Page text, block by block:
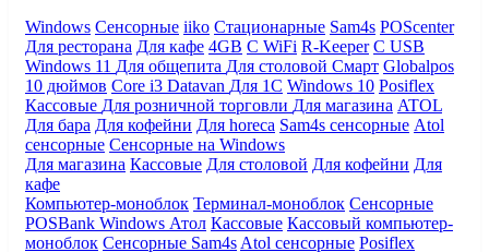
Windows Сенсорные iiko Стационарные Sam4s POScenter
Для ресторана Для кафе 4GB С WiFi R-Keeper С USB
Windows 11 Для общепита Для столовой Смарт Globalpos
10 дюймов Core i3 Datavan Для 1С Windows 10 Posiflex
Кассовые Для розничной торговли Для магазина ATOL
Для бара Для кофейни Для horeca Sam4s сенсорные Atol
сенсорные Сенсорные на Windows
Для магазина Кассовые Для столовой Для кофейни Для
кафе
Компьютер-моноблок Терминал-моноблок Сенсорные
POSBank Windows Атол Кассовые Кассовый компьютер-
моноблок Сенсорные Sam4s Atol сенсорные Posiflex